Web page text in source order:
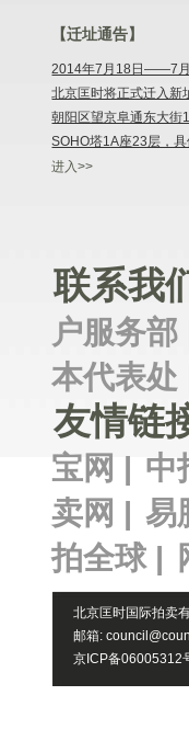
【迁址通告】
2014年7月18日——7月
北京匡时将正式迁入新
朝阳区望京阜通东大街
SOHO塔1A座23层，
进入>>
联系我
户服务部
本代表处
友情链
宝网 | 中
卖网 | 易
拍全球 |
北京匡时国际拍卖
邮箱:
京ICP备06005312